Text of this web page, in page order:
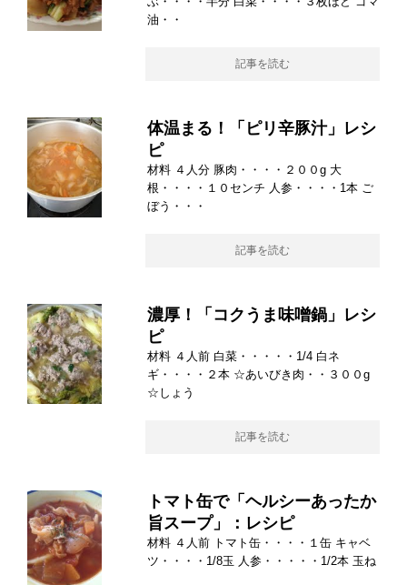
油・・
記事を読む
体温まる！「ピリ辛豚汁」レシ
ピ
材料 ４人分 豚肉・・・・２００g 大
根・・・・１０センチ 人参・・・・1本 ご
ぼう・・・
記事を読む
濃厚！「コクうま味噌鍋」レシ
ピ
材料 ４人前 白菜・・・・・1/4 白ネ
ギ・・・・２本 ☆あいびき肉・・３００g
☆しょう
記事を読む
トマト缶で「ヘルシーあったか
旨スープ」：レシピ
材料 ４人前 トマト缶・・・・１缶 キャベ
ツ・・・・1/8玉 人参・・・・・1/2本 玉ね